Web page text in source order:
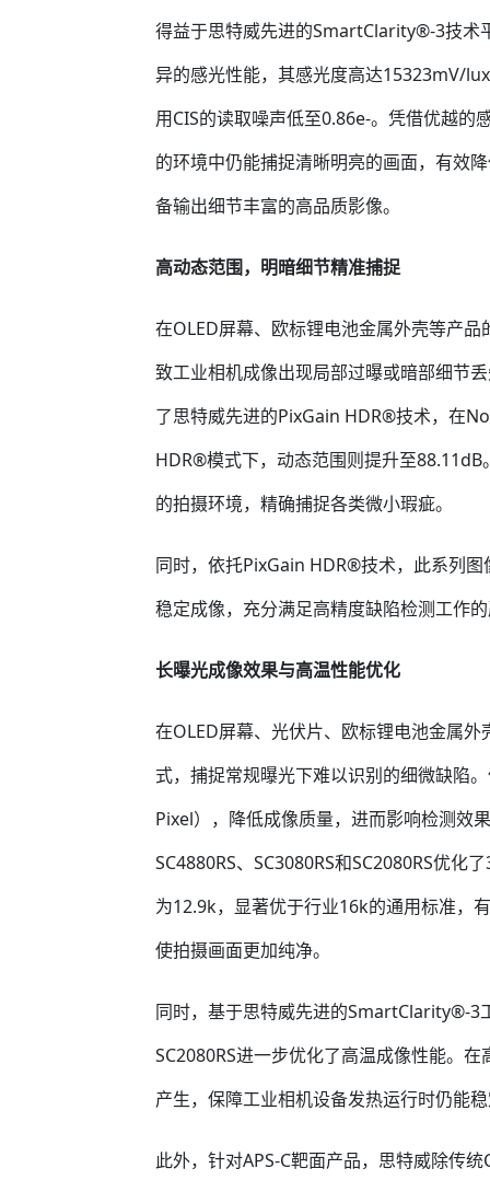
得益于思特威先进的SmartClarity®-3技术
异的感光性能，其感光度高达15323mV/
用CIS的读取噪声低至0.86e-。凭借优越的
的环境中仍能捕捉清晰明亮的画面，有效
备输出细节丰富的高品质影像。
高动态范围，明暗细节精准捕捉
在OLED屏幕、欧标锂电池金属外壳等产
致工业相机成像出现局部过曝或暗部细节
了思特威先进的PixGain HDR®技术，在
HDR®模式下，动态范围则提升至
的拍摄环境，精确捕捉各类微小瑕疵。
同时，依托PixGain HDR®技术，此系列
稳定成像，充分满足高精度缺陷检测工作
长曝光成像效果与高温性能优化
在OLED屏幕、光伏片、欧标锂电池金属
式，捕捉常规曝光下难以识别的细微缺陷
Pixel），降低成像质量，进而影响检测效
SC4880RS、SC3080RS和SC2080RS优
为12.9k，显著优于行业16k的通用标准，
使拍摄画面更加纯净。
同时，基于思特威先进的SmartClarity®-3
SC2080RS进一步优化了高温成像性能。
产生，保障工业相机设备发热运行时仍能
此外，针对APS-C靶面产品，思特威除传